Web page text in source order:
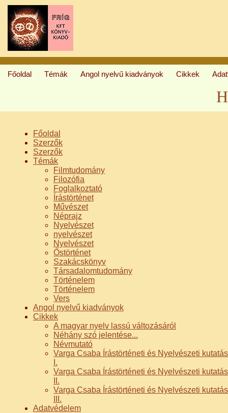
Főoldal Témák Angol nyelvű kiadványok Cikkek
Főoldal
Szerzők
Szerzők
Témák
Filmtudomány
Filozófia
Foglalkoztató
Írástörténet
Művészet
Néprajz
Nyelvészet
nyelvészet
Nyelvészet
Őstörténet
Szakácskönyv
Társadalomtudomány
Történelem
Történelem
Vers
Angol nyelvű kiadványok
Cikkek
A magyar nyelv lassú változásáról
Néhány szó jelentése...
Névmutató
Varga Csaba Írástörténeti és Nyelvészeti
I.
Varga Csaba Írástörténeti és Nyelvészeti
II.
Varga Csaba Írástörténeti és Nyelvészeti
III.
Adatvédelem